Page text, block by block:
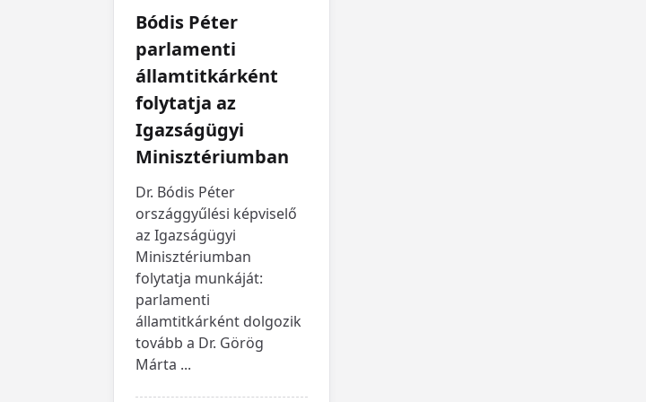
Bódis Péter
parlamenti
államtitkárként
folytatja az
Igazságügyi
Minisztériumban
Dr. Bódis Péter
országgyűlési képviselő
az Igazságügyi
Minisztériumban
folytatja munkáját:
parlamenti
államtitkárként dolgozik
tovább a Dr. Görög
Márta ...